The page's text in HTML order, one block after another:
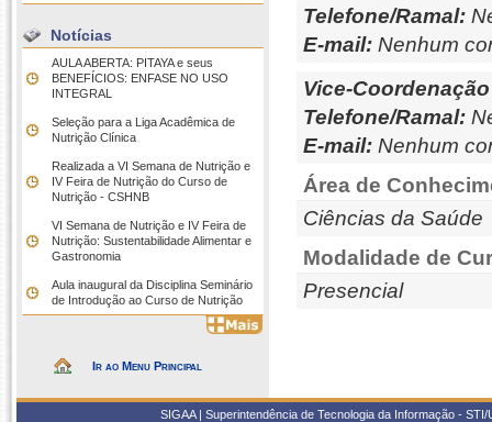
Notícias
AULA ABERTA: PITAYA e seus
BENEFÍCIOS: ENFASE NO USO
INTEGRAL
Seleção para a Liga Acadêmica de
Nutrição Clínica
Realizada a VI Semana de Nutrição e
IV Feira de Nutrição do Curso de
Nutrição - CSHNB
VI Semana de Nutrição e IV Feira de
Nutrição: Sustentabilidade Alimentar e
Gastronomia
Aula inaugural da Disciplina Seminário
de Introdução ao Curso de Nutrição
Ir ao Menu Principal
Telefone/Ramal:
E-mail: Nenhum
Vice-
Telefone/Ramal:
E-mail: Nenhum
Área de
Ciências da Saúde
Modalidade de
Presencial
SIGAA | Superintendência de Tecnologia da Informação -